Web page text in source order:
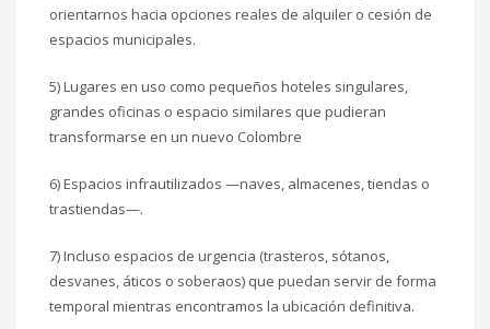
orientarnos hacia opciones reales de alquiler o cesión de
espacios municipales.
5) Lugares en uso como pequeños hoteles singulares,
grandes oficinas o espacio similares que pudieran
transformarse en un nuevo Colombre
6) Espacios infrautilizados —naves, almacenes, tiendas o
trastiendas—.
7) Incluso espacios de urgencia (trasteros, sótanos,
desvanes, áticos o soberaos) que puedan servir de forma
temporal mientras encontramos la ubicación definitiva.